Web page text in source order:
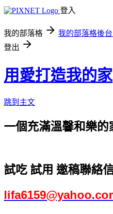
登入
我的部落格 我的部落格後台
登出
用愛打造我的家
跳到主文
一個充滿溫馨和樂
試吃 試用 邀稿聯絡